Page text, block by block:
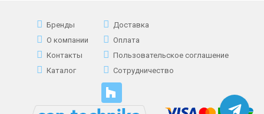
Бренды
О компании
Контакты
Каталог
Доставка
Оплата
Пользовательское соглашение
Сотрудничество